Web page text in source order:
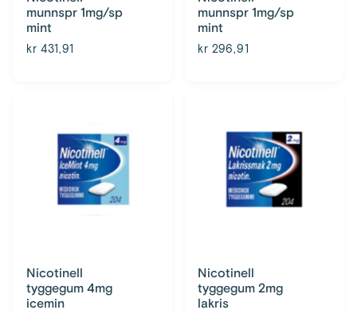
munnspr 1mg/sp
mint
kr 431,91
munnspr 1mg/sp
mint
kr 296,91
Nicotinell
tyggegum 4mg
icemin
Nicotinell
tyggegum 2mg
lakris